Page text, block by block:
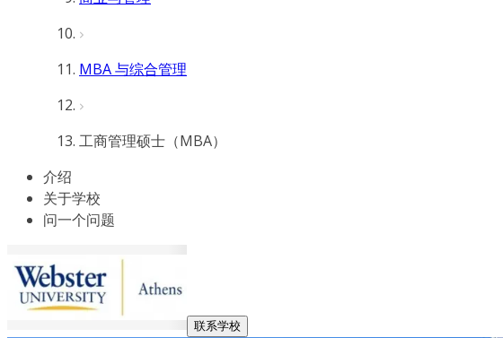
MBA 与综合管理
工商管理硕士（MBA）
介绍
关于学校
问一个问题
联系学校